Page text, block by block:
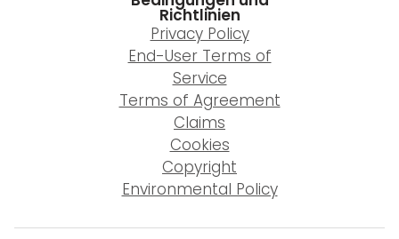
Richtlinien
Privacy Policy
End-User Terms of
Service
Terms of Agreement
Claims
Cookies
Copyright
Environmental Policy